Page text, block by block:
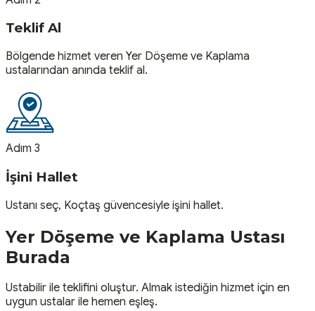
Teklif Al
Bölgende hizmet veren Yer Döşeme ve Kaplama
ustalarından anında teklif al.
Adım 3
İşini Hallet
Ustanı seç, Koçtaş güvencesiyle işini hallet.
Yer Döşeme ve Kaplama Ustası
Burada
Ustabilir ile teklifini oluştur. Almak istediğin hizmet için en
uygun ustalar ile hemen eşleş.